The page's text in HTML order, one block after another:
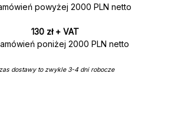
powyżej 2000 PLN netto
130 zł + VAT
poniżej 2000 PLN netto
dostawy to zwykle 3-4 dni robocze